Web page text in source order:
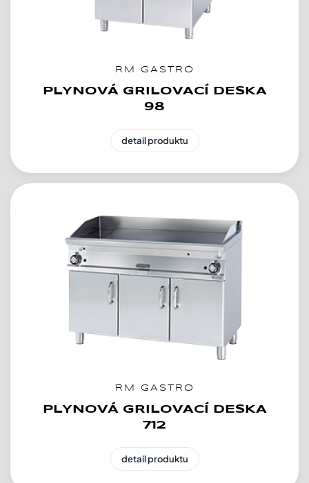
RM GASTRO
PLYNOVÁ GRILOVACÍ DESKA
98
detail produktu
RM GASTRO
PLYNOVÁ GRILOVACÍ DESKA
712
detail produktu